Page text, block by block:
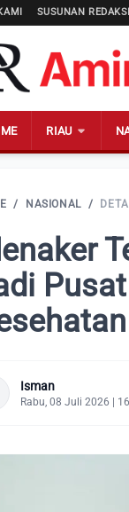
SUSUNAN REDAKSI
RIAU
/ NASIONAL /
Isman
Rabu, 08 Juli 2026 |